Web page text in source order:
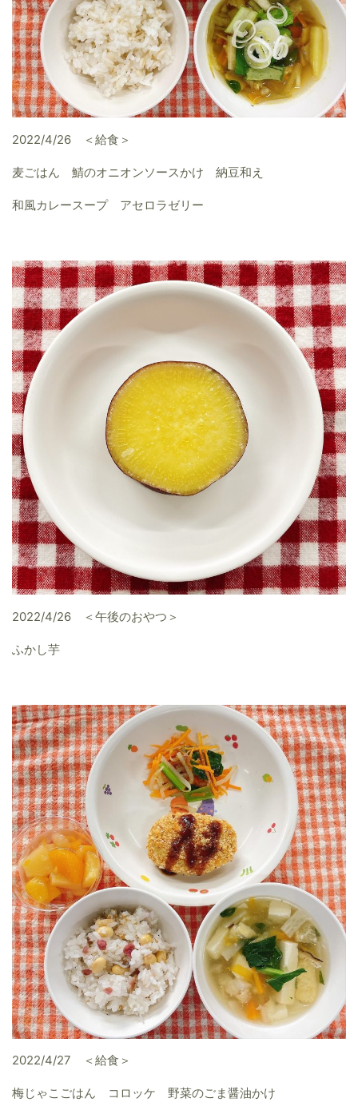
2022/4/26 ＜給食＞
麦ごはん 鯖のオニオンソースかけ 納豆和え
和風カレースープ アセロラゼリー
2022/4/26 ＜午後のおやつ＞
ふかし芋
2022/4/27 ＜給食＞
梅じゃこごはん コロッケ 野菜のごま醤油かけ